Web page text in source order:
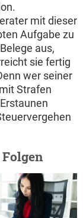
mit dieser
Aufgabe zu
aus,
sie fertig
wer seiner
Strafen